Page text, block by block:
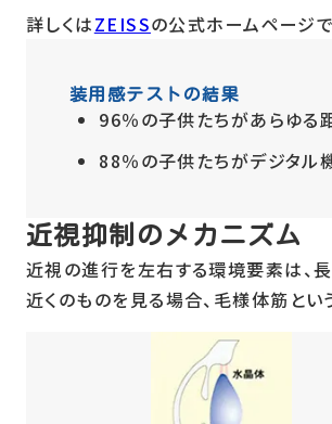
詳しくはZEISSの公式ホームページで
装用感テストの結果
96％の子供たちがあらゆる
88％の子供たちがデジタル
近視抑制のメカニズム
近視の進行を左右する環境要素は、
近くのものを見る場合、毛様体筋と